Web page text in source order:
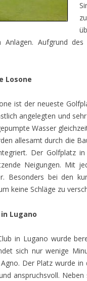
Anlagen. Aufgrund
Losone
ist der neueste
angelegten und
Wasser
allesamt durch die
Der Golfplatz
Neigungen. Mit
Besonders bei den
keine Schläge zu
Lugano
in Lugano wurde
sich nur wenige
Der Platz wurde
anspruchsvoll.